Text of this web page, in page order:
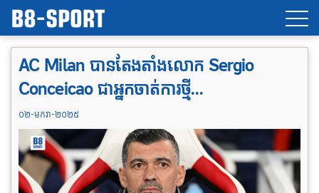
AC Milan បានតែងតាំងលោក Sergio
Conceicao ជាអ្នកចាត់ការថ្មី…
០២-មករា-២០២៥